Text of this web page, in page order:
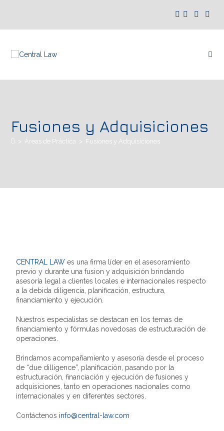
Fusiones y Adquisiciones
> Áreas de Práctica > Fusiones y Adquisiciones
CENTRAL LAW es una firma líder en el asesoramiento
previo y durante una fusion y adquisición brindando
asesoría legal a clientes locales e internacionales respecto
a la debida diligencia, planificación, estructura,
financiamiento y ejecución.
Nuestros especialistas se destacan en los temas de
financiamiento y fórmulas novedosas de estructuración de
operaciones.
Brindamos acompañamiento y asesoría desde el proceso
de “due dilligence”, planificación, pasando por la
estructuración, financiación y ejecución de fusiones y
adquisiciones, tanto en operaciones nacionales como
internacionales y en diferentes sectores.
Contáctenos info@central-law.com